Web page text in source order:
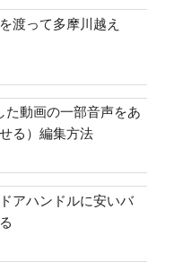
渡って多摩川越え
た動画の一部音声をあ
る）編集方法
アハンドルに安いバ